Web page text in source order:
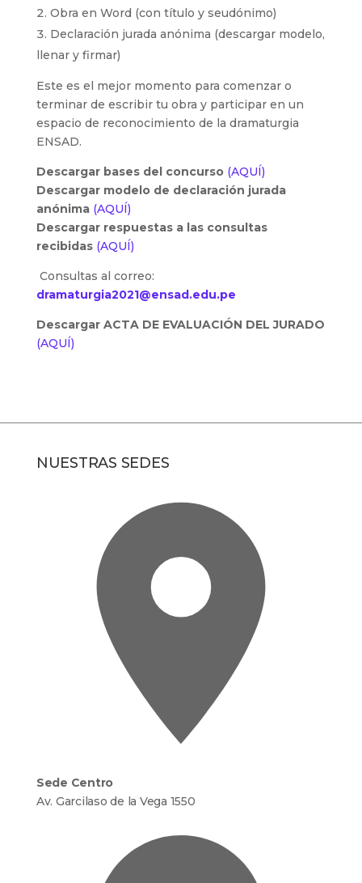
Obra en Word (con título y seudónimo)
Declaración jurada anónima (descargar modelo,
llenar y firmar)
Este es el mejor momento para comenzar o
terminar de escribir tu obra y participar en un
espacio de reconocimiento de la dramaturgia
ENSAD.
Descargar bases del concurso (AQUÍ)
Descargar modelo de declaración jurada
anónima (AQUÍ)
Descargar respuestas a las consultas
recibidas (AQUÍ)
Consultas al correo:
dramaturgia2021@ensad.edu.pe
Descargar ACTA DE EVALUACIÓN DEL JURADO
(AQUÍ)
NUESTRAS SEDES
Sede Centro
Av. Garcilaso de la Vega 1550